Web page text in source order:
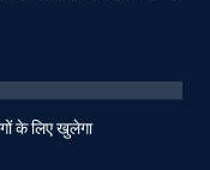
के लिए खुलेगा